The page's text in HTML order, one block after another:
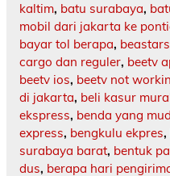
kaltim, batu surabaya,
mobil dari jakarta ke
bayar tol berapa,
cargo dan reguler, beetv
beetv ios, beetv not
di jakarta, beli kasur
ekspress, benda yang
express, bengkulu ekpres,
surabaya barat, bentuk
dus, berapa hari